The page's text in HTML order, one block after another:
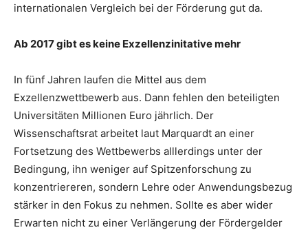
internationalen Vergleich bei der Förderung gut da.
Ab 2017 gibt es keine Exzellenzinitative mehr
In fünf Jahren laufen die Mittel aus dem
Exzellenzwettbewerb aus. Dann fehlen den beteiligten
Universitäten Millionen Euro jährlich. Der
Wissenschaftsrat arbeitet laut Marquardt an einer
Fortsetzung des Wettbewerbs alllerdings unter der
Bedingung, ihn weniger auf Spitzenforschung zu
konzentriereren, sondern Lehre oder Anwendungsbezug
stärker in den Fokus zu nehmen. Sollte es aber wider
Erwarten nicht zu einer Verlängerung der Fördergelder